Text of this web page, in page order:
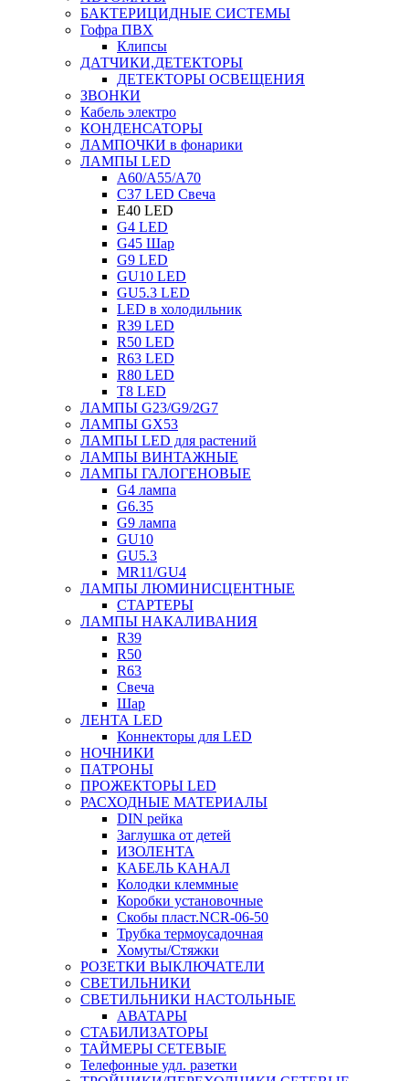
БАКТЕРИЦИДНЫЕ СИСТЕМЫ
Гофра ПВХ
Клипсы
ДАТЧИКИ,ДЕТЕКТОРЫ
ДЕТЕКТОРЫ ОСВЕЩЕНИЯ
ЗВОНКИ
Кабель электро
КОНДЕНСАТОРЫ
ЛАМПОЧКИ в фонарики
ЛАМПЫ LED
A60/A55/A70
C37 LED Свеча
E40 LED
G4 LED
G45 Шар
G9 LED
GU10 LED
GU5.3 LED
LED в холодильник
R39 LED
R50 LED
R63 LED
R80 LED
T8 LED
ЛАМПЫ G23/G9/2G7
ЛАМПЫ GX53
ЛАМПЫ LED для растений
ЛАМПЫ ВИНТАЖНЫЕ
ЛАМПЫ ГАЛОГЕНОВЫЕ
G4 лампа
G6.35
G9 лампа
GU10
GU5.3
MR11/GU4
ЛАМПЫ ЛЮМИНИСЦЕНТНЫЕ
СТАРТЕРЫ
ЛАМПЫ НАКАЛИВАНИЯ
R39
R50
R63
Свеча
Шар
ЛЕНТА LED
Коннекторы для LED
НОЧНИКИ
ПАТРОНЫ
ПРОЖЕКТОРЫ LED
РАСХОДНЫЕ МАТЕРИАЛЫ
DIN рейка
Заглушка от детей
ИЗОЛЕНТА
КАБЕЛЬ КАНАЛ
Колодки клеммные
Коробки установочные
Скобы пласт.NCR-06-50
Трубка термоусадочная
Хомуты/Стяжки
РОЗЕТКИ ВЫКЛЮЧАТЕЛИ
СВЕТИЛЬНИКИ
СВЕТИЛЬНИКИ НАСТОЛЬНЫЕ
АВАТАРЫ
СТАБИЛИЗАТОРЫ
ТАЙМЕРЫ СЕТЕВЫЕ
Телефонные удл. разетки